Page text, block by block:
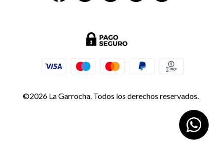
©2026 La Garrocha. Todos los derechos reservados.